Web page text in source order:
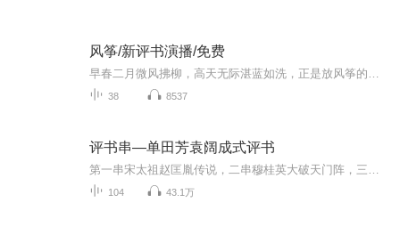
风筝/新评书演播/免费
38 8537
评书串—单田芳袁阔成式评书
104 43.1万